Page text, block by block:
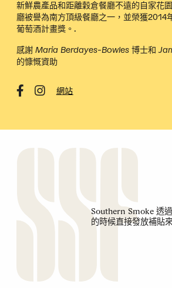
新鮮農產品和距離穀倉餐廳不遠的自家花
廳被譽為南方頂級餐廳之一，並榮獲2014
葡萄酒計畫獎。.
感謝 Maria Berdayes-Bowles 博士和
的慷慨資助
網站
Southern Smoke 透
的時候直接發放補貼